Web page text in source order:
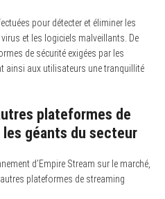
pour détecter et éliminer les
et les logiciels malveillants. De
de sécurité exigées par les
ainsi aux utilisateurs une tranquillité
plateformes de
géants du secteur
d’Empire Stream sur le marché,
plateformes de streaming